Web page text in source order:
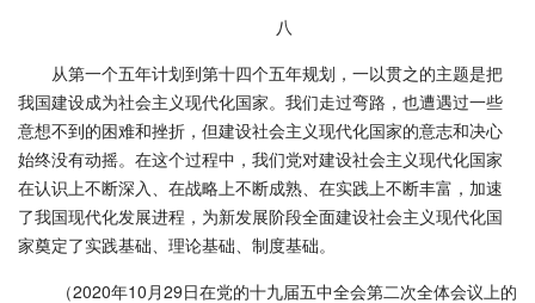
八
从第一个五年计划到第十四个五年规划，一以贯之的主题是把
我国建设成为社会主义现代化国家。我们走过弯路，也遭遇过一些
意想不到的困难和挫折，但建设社会主义现代化国家的意志和决心
始终没有动摇。在这个过程中，我们党对建设社会主义现代化国家
在认识上不断深入、在战略上不断成熟、在实践上不断丰富，加速
了我国现代化发展进程，为新发展阶段全面建设社会主义现代化国
家奠定了实践基础、理论基础、制度基础。
（2020年10月29日在党的十九届五中全会第二次全体会议上的